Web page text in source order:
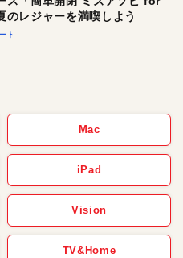
のレジャーを満喫しよう
ト
Mac
iPad
Vision
TV&Home